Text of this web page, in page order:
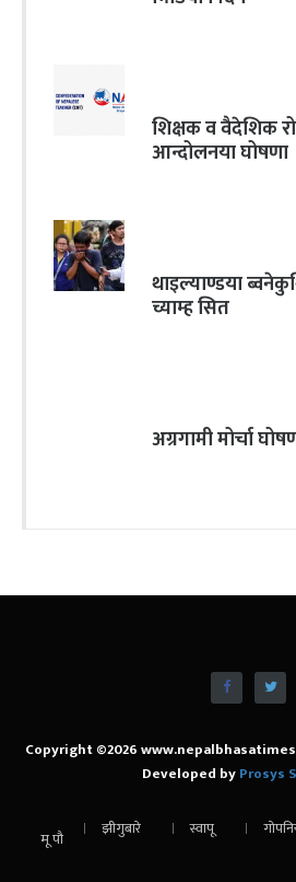
शिक्षक व वैदेशिक
आन्दोलनया घोषणा
थाइल्याण्डया
च्याम्ह सित
अग्रगामी मोर्चा
Copyright ©2026
Developed byProsys
मू पौ झीगुबारे स्वापू